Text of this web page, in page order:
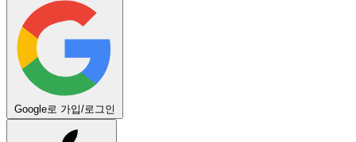
Google로 가입/로그인